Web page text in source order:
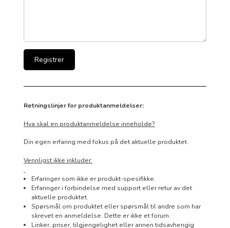
Retningslinjer for produktanmeldelser:
Hva skal en produktanmeldelse inneholde?
Din egen erfaring med fokus på det aktuelle produktet.
Vennligst ikke inkluder:
Erfaringer som ikke er produkt-spesifikke.
Erfaringer i forbindelse med support eller retur av det
aktuelle produktet.
Spørsmål om produktet eller spørsmål til andre som har
skrevet en anmeldelse. Dette er ikke et forum.
Linker, priser, tilgjengelighet eller annen tidsavhengig